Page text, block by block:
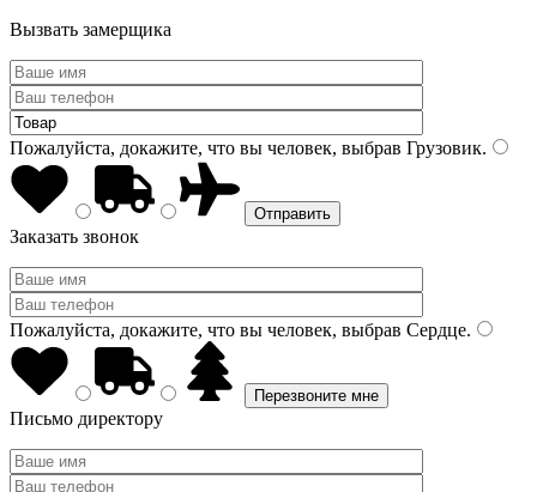
Вызвать замерщика
Пожалуйста, докажите, что вы человек, выбрав Грузовик.
Заказать звонок
Пожалуйста, докажите, что вы человек, выбрав Сердце.
Письмо директору